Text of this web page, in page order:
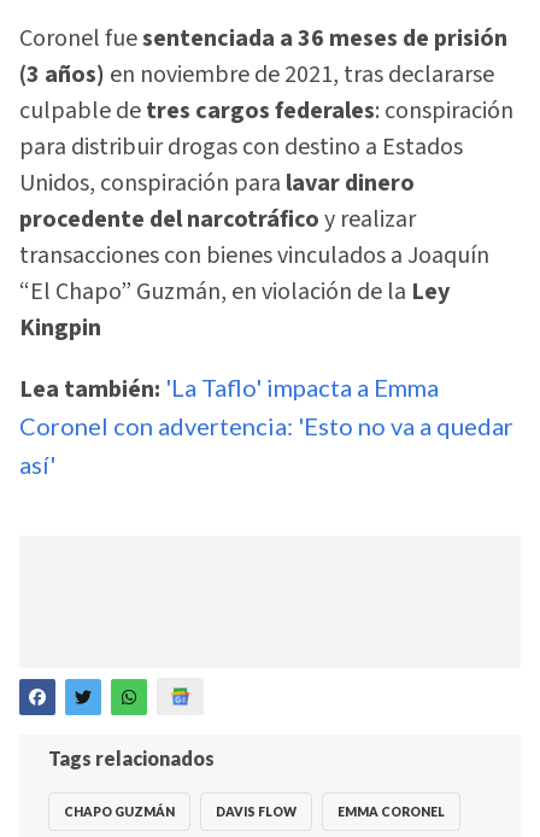
Coronel fuesentenciada a 36 meses de prisión
(3 años) en noviembre de 2021, tras declararse
culpable detres cargos federales: conspiración
para distribuir drogas con destino a Estados
Unidos, conspiración para lavar dinero
procedente del narcotráficoy realizar
transacciones con bienes vinculados a Joaquín
“El Chapo” Guzmán, en violación de la Ley
Kingpin
Lea también: 'La Taflo' impacta a Emma
Coronel con advertencia: 'Esto no va a quedar
así'
Tags relacionados
CHAPO GUZMÁN DAVIS FLOW EMMA CORONEL